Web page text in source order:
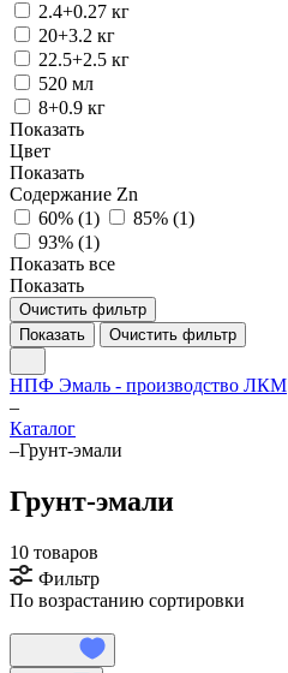
2.4+0.27 кг
20+3.2 кг
22.5+2.5 кг
520 мл
8+0.9 кг
Показать
Цвет
Показать
Содержание Zn
60% (1) 85% (1)
93% (1)
Показать все
Показать
Очистить фильтр
Показать
Очистить фильтр
НПФ Эмаль - производство ЛКМ
–
Каталог
–Грунт-эмали
Грунт-эмали
10 товаров
Фильтр
По возрастанию сортировки